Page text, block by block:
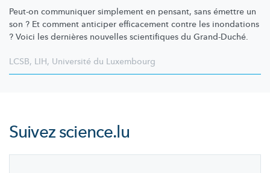
Peut-on communiquer simplement en pensant, sans émettre un
son ? Et comment anticiper efficacement contre les inondations
? Voici les dernières nouvelles scientifiques du Grand-Duché.
LCSB, LIH, Université du Luxembourg
Suivezscience.lu